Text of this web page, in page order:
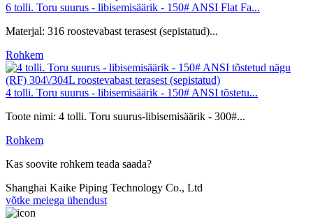
6 tolli. Toru suurus - libisemisäärik - 150# ANSI Flat Fa...
Materjal: 316 roostevabast terasest (sepistatud)...
Rohkem
4 tolli. Toru suurus - libisemisäärik - 150# ANSI tõstetu...
Toote nimi: 4 tolli. Toru suurus-libisemisäärik - 300#...
Rohkem
Kas soovite rohkem teada saada?
Shanghai Kaike Piping Technology Co., Ltd
võtke meiega ühendust